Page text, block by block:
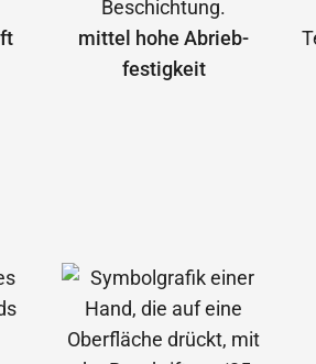
mittel hohe Abrieb­
festigkeit